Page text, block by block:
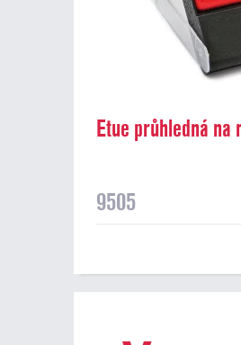
Etue průhledná
9505